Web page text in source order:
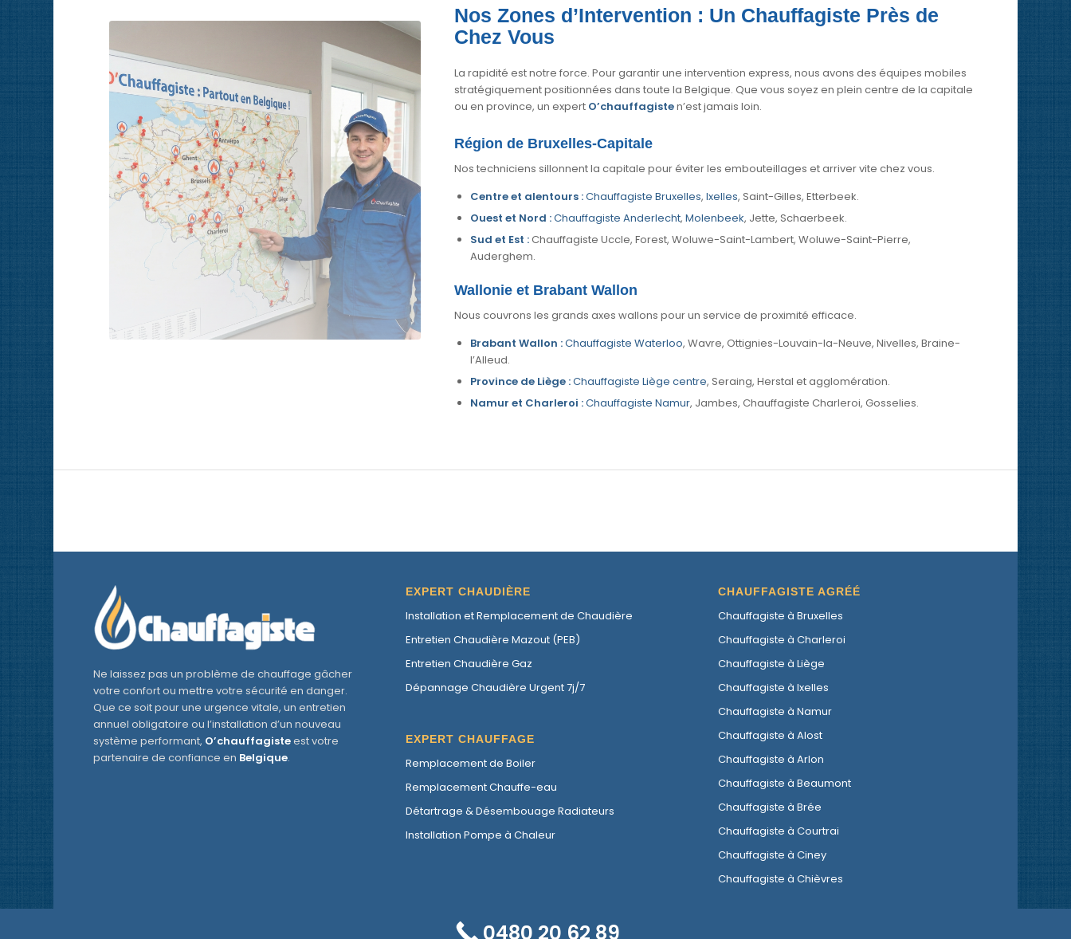
Nos Zones d’Intervention : Un Chauffagiste Près de
Chez Vous
La rapidité est notre force. Pour garantir une intervention express, nous avons des équipes mobiles
stratégiquement positionnées dans toute la Belgique. Que vous soyez en plein centre de la capitale
ou en province, un expert O’chauffagisten’est jamais loin.
Région de Bruxelles-Capitale
Nos techniciens sillonnent la capitale pour éviter les embouteillages et arriver vite chez vous.
Centre et alentours :Chauffagiste Bruxelles, Ixelles, Saint-Gilles, Etterbeek.
Ouest et Nord :Chauffagiste Anderlecht, Molenbeek, Jette, Schaerbeek.
Sud et Est :Chauffagiste Uccle, Forest, Woluwe-Saint-Lambert, Woluwe-Saint-Pierre,
Auderghem.
Wallonie et Brabant Wallon
Nous couvrons les grands axes wallons pour un service de proximité efficace.
Brabant Wallon :Chauffagiste Waterloo, Wavre, Ottignies-Louvain-la-Neuve, Nivelles, Braine-
l’Alleud.
Province de Liège :Chauffagiste Liège centre, Seraing, Herstal et agglomération.
Namur et Charleroi :Chauffagiste Namur, Jambes, Chauffagiste Charleroi, Gosselies.
Ne laissez pas un problème de chauffage gâcher
votre confort ou mettre votre sécurité en danger.
Que ce soit pour une urgence vitale, un entretien
annuel obligatoire ou l’installation d’un nouveau
système performant, O’chauffagisteest votre
partenaire de confiance en Belgique.
EXPERT CHAUDIÈRE
Installation et Remplacement de Chaudière
Entretien Chaudière Mazout (PEB)
Entretien Chaudière Gaz
Dépannage Chaudière Urgent 7j/7
EXPERT CHAUFFAGE
Remplacement de Boiler
Remplacement Chauffe-eau
Détartrage & Désembouage Radiateurs
Installation Pompe à Chaleur
CHAUFFAGISTE AGRÉÉ
Chauffagiste à Bruxelles
Chauffagiste à Charleroi
Chauffagiste à Liège
Chauffagiste à Ixelles
Chauffagiste à Namur
Chauffagiste à Alost
Chauffagiste à Arlon
Chauffagiste à Beaumont
Chauffagiste à Brée
Chauffagiste à Courtrai
Chauffagiste à Ciney
Chauffagiste à Chièvres
0480 20 62 89